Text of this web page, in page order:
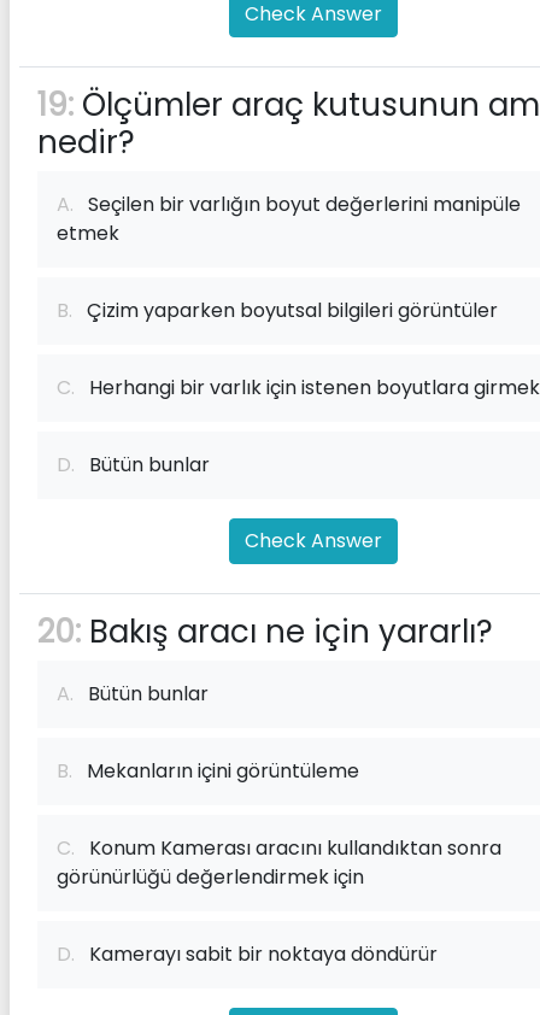
Check Answer
19: Ölçümler araç kutusunun
nedir?
A. Seçilen bir varlığın boyut değerlerini manipüle
etmek
B. Çizim yaparken boyutsal bilgileri görüntüler
C. Herhangi bir varlık için istenen boyutlara girmek
D. Bütün bunlar
Check Answer
20: Bakış aracı ne için yararlı?
A. Bütün bunlar
B. Mekanların içini görüntüleme
C. Konum Kamerası aracını kullandıktan sonra
görünürlüğü değerlendirmek için
D. Kamerayı sabit bir noktaya döndürür